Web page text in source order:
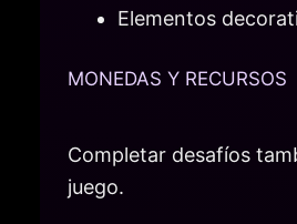
Elementos
MONEDAS Y RECURSOS
Completar desafíos
juego.